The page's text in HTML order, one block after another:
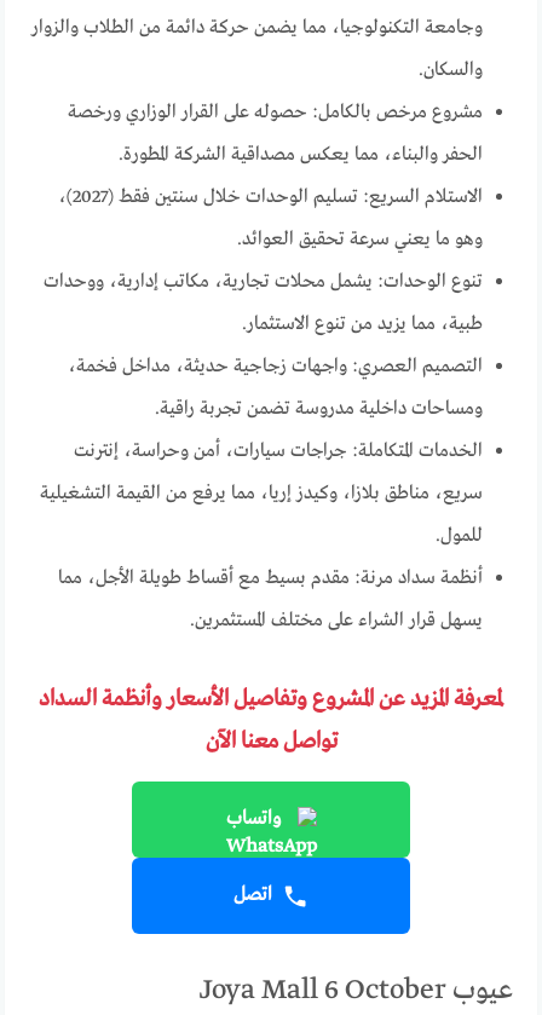
وجامعة التكنولوجيا، مما يضمن حركة دائمة من الطلاب والزوار
والسكان.
مشروع مرخص بالكامل: حصوله على القرار الوزاري ورخصة
الحفر والبناء، مما يعكس مصداقية الشركة المطورة.
الاستلام السريع: تسليم الوحدات خلال سنتين فقط (2027)،
وهو ما يعني سرعة تحقيق العوائد.
تنوع الوحدات: يشمل محلات تجارية، مكاتب إدارية، ووحدات
طبية، مما يزيد من تنوع الاستثمار.
التصميم العصري: واجهات زجاجية حديثة، مداخل فخمة،
ومساحات داخلية مدروسة تضمن تجربة راقية.
الخدمات المتكاملة: جراجات سيارات، أمن وحراسة، إنترنت
سريع، مناطق بلازا، وكيدز إريا، مما يرفع من القيمة التشغيلية
للمول.
أنظمة سداد مرنة: مقدم بسيط مع أقساط طويلة الأجل، مما
يسهل قرار الشراء على مختلف المستثمرين.
لمعرفة المزيد عن المشروع وتفاصيل الأسعار وأنظمة السداد
تواصل معنا الآن
واتساب
اتصل
عيوب Joya Mall 6 October